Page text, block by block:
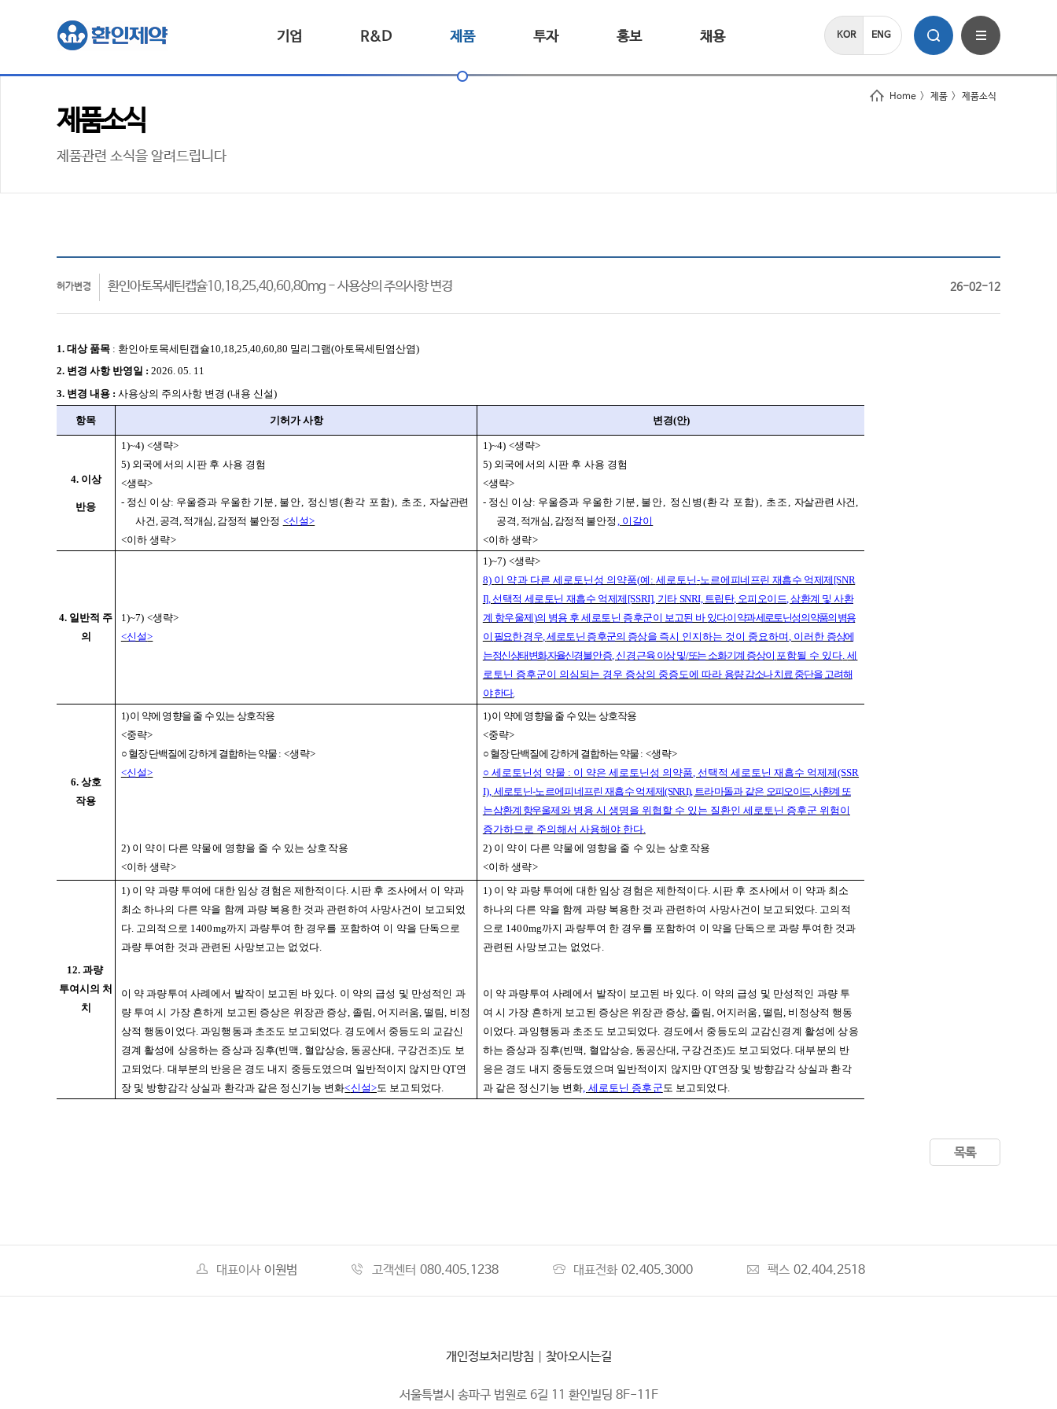
KOR ENG
기업 R&D 제품 투자 홍보 채용
Home > 제품 > 제품소식
제품소식
제품관련 소식을 알려드립니다
허가변경 환인아토목세틴캡슐10,18,25,40,60,80mg - 사용상의 주의사항 변경 26-02-12
1. 대상품목 : 환인아토목세틴캡슐10,18,25,40,60,80 밀리그램(아토목세틴염산염)
2. 변경 사항 반영일 : 2026. 05. 11
3. 변경 내용 : 사용상의 주의사항 변경 (내용 신설)
항목 기허가 사항 변경(안)
4. 이상
반응
1)~4) <생략>
5) 외국에서의 시판 후 사용 경험
<생략>
- 정신 이상: 우울증과 우울한 기분, 불안, 정신병(환각 포함), 초조, 자살관련
사건, 공격, 적개심, 감정적 불안정 <신설>
<이하 생략>
1)~4) <생략>
5) 외국에서의 시판 후 사용 경험
<생략>
- 정신 이상: 우울증과 우울한 기분, 불안, 정신병(환각 포함), 초조, 자살관련 사건,
공격, 적개심, 감정적 불안정 , 이갈이
<이하 생략>
4. 일반적 주
의
1)~7) <생략>
<신설>
1)~7) <생략>
8) 이 약과 다른 세로토닌성 의약품(예 : 세로토닌-노르에피네프린 재흡수 억제제 [SNR
I],선택적 세로토닌 재흡수 억제제 [SSRI], 기타 SNRI, 트립탄, 오피오이드,삼환계 및 사환
계 항우울제)의 병용 후 세로토닌 증후군이 보고된 바 있다.이 약과 세로토닌성 의약품의 병용
이 필요한 경우,세로토닌 증후군의 증상을 즉시 인지하는 것이 중요하며, 이러한 증상에
는 정신 상태 변화,자율신경불안증,신 경 근육 이상 및/또는 소화기계 증상이 포함될 수 있다.세
로토닌 증후군이 의심되는 경우 증상의 중증도에 따라 용량 감소나 치료 중단을 고려해
야 한다.
6. 상호
작용
1)이 약에 영향을 줄 수 있는 상호작용
<중략>
○ 혈장 단백질에 강하게 결합하는 약물 : <생략>
<신설>
2) 이 약이 다른 약물에 영향을 줄 수 있는 상호작용
<이하 생략>
1)이 약에 영향을 줄 수 있는 상호작용
<중략>
○ 혈장 단백질에 강하게 결합하는 약물 : <생략>
○세로토닌성 약물 : 이 약은 세로토닌성 의약품,선택적 세로토닌 재흡수 억제제(SSR
I), 세로토닌-노르에피네프린 재흡수 억제제(SNRI), 트라마돌과 같은 오피오이드,사환계 또
는 삼환계 항우울제와 병용 시 생명을 위협할 수 있는 질환인 세로토닌 증후군 위험이
증가하므로 주의해서 사용해야 한다.
2) 이 약이 다른 약물에 영향을 줄 수 있는 상호작용
<이하 생략>
12. 과량
투여시의 처
치
1) 이 약 과량 투여에 대한 임상 경험은 제한적이다. 시판 후 조사에서 이 약과
최소 하나의 다른 약을 함께 과량 복용한 것과 관련하여 사망사건이 보고되었
다. 고의적으로 1400mg까지 과량투여 한 경우를 포함하여 이 약을 단독으로
과량 투여한 것과 관련된 사망보고는 없었다.
이 약 과량투여 사례에서 발작이 보고된 바 있다. 이 약의 급성 및 만성적인 과
량 투여 시 가장 흔하게 보고된 증상은 위장관 증상, 졸림, 어지러움, 떨림, 비정
상적 행동이었다.과잉행동과 초조도 보고되었다. 경도에서 중등도의 교감신
경계 활성에 상응하는 증상과 징후(빈맥 , 혈압상승, 동공산대, 구강건조)도 보
고되었다. 대부분의 반응은 경도 내지 중등도였으며 일반적이지 않지만 QT연
장 및 방향감각 상실과 환각과 같은 정신기능 변화<신설>도 보고되었다.
1) 이 약 과량 투여에 대한 임상 경험은 제한적이다. 시판 후 조사에서 이 약과 최소
하나의 다른 약을 함께 과량 복용한 것과 관련하여 사망사건이 보고되었다. 고의적
으로 1400mg까지 과량투여 한 경우를 포함하여 이 약을 단독으로 과량 투여한 것과
관련된 사망보고는 없었다.
이 약 과량투여 사례에서 발작이 보고된 바 있다. 이 약의 급성 및 만성적인 과량 투
여 시 가장 흔하게 보고된 증상은 위장관 증상, 졸림, 어지러움, 떨림, 비정상적 행동
이었다.과잉행동과 초조도 보고되었다. 경도에서 중등도의 교감신경계 활성에 상응
하는 증상과 징후(빈맥, 혈압상승, 동공산대, 구강건조)도 보고되었다.대부분의 반
응은 경도 내지 중등도였으며 일반적이지 않지만QT연장 및 방향감각 상실과 환각
과 같은 정신기능 변화, 세로토닌 증후군도 보고되었다.
목록
대표이사 이원범 고객센터 080.405.1238 대표전화 02.405.3000 팩스 02.404.2518
개인정보처리방침 찾아오시는길
서울특별시 송파구 법원로 6길 11 환인빌딩 8F-11F